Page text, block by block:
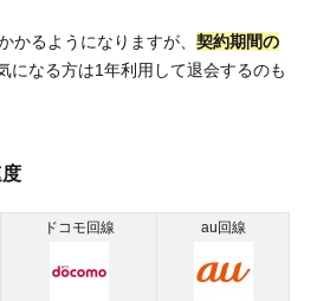
かるようになりますが、契約期間の
になる方は1年利用して退会するのも
ドコモ回線 au回線